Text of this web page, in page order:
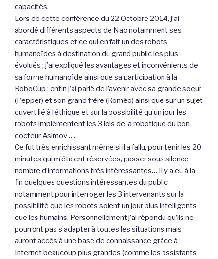
capacités.
Lors de cette conférence du 22 Octobre 2014, j’ai
abordé différents aspects de Nao notamment ses
caractéristiques et ce qui en fait un des robots
humanoïdes à destination du grand public les plus
évolués ; j’ai expliqué les avantages et inconvénients de
sa forme humanoïde ainsi que sa participation à la
RoboCup ; enfin j’ai parlé de l’avenir avec sa grande soeur
(Pepper) et son grand frère (Roméo) ainsi que sur un sujet
ouvert lié à l’éthique et sur la possibilité qu’un jour les
robots implémentent les 3 lois de la robotique du bon
docteur Asimov ….
Ce fut très enrichissant même si il a fallu, pour tenir les 20
minutes qui m’étaient réservées, passer sous silence
nombre d’informations très intéressantes… Il y a eu à la
fin quelques questions intéressantes du public
notamment pour interroger les 3 intervenants sur la
possibilité que les robots soient un jour plus intelligents
que les humains. Personnellement j’ai répondu qu’ils ne
pourront pas s’adapter à toutes les situations mais
auront accès à une base de connaissance grâce à
Internet beaucoup plus grandes (comme les assistants